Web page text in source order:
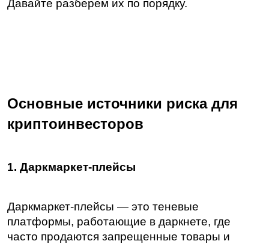
Давайте разберем их по порядку.
Основные источники риска для
криптоинвесторов
1. Даркмаркет-плейсы
Даркмаркет-плейсы — это теневые
платформы, работающие в даркнете, где
часто продаются запрещенные товары и